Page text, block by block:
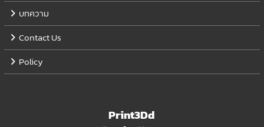
บทความ
Contact Us
Policy
Print3Dd